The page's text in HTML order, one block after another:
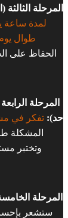
المرحلة
لمدة ساعة
طوال يوم
الحفاظ على
حد): تفكر في
المشكلة
وتختبر
المرحلة
ستشعر